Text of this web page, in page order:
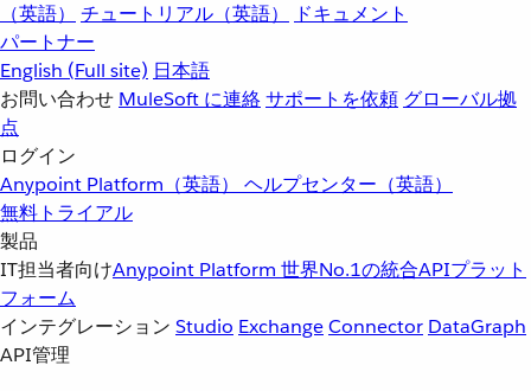
（英語）
チュートリアル（英語）
ドキュメント
パートナー
English (Full site) 日本語
お問い合わせ MuleSoft に連絡サポートを依頼 グローバル拠
点
ログイン
Anypoint Platform（英語） ヘルプセンター（英語）
無料トライアル
製品
IT担当者向けAnypoint Platform 世界No.1の統合APIプラット
フォーム
インテグレーション Studio ExchangeConnector DataGraph
API管理